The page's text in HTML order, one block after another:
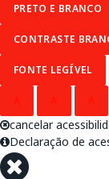
PRETO E BRANCO
CONTRASTE
FONTE LEGÍVEL
cancelar
Declaração de